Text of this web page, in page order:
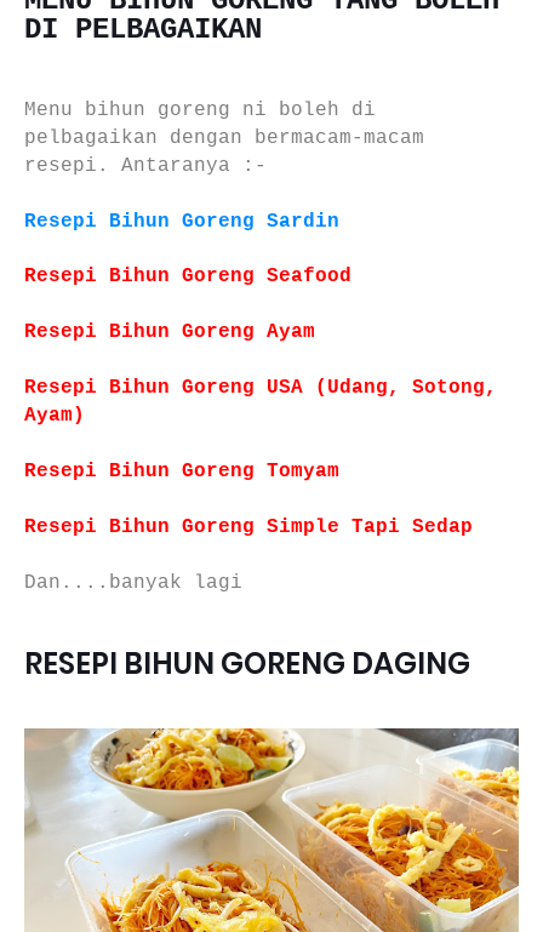
DI PELBAGAIKAN
Menu bihun goreng ni boleh di
pelbagaikan dengan bermacam-macam
resepi. Antaranya :-
Resepi Bihun Goreng Sardin
Resepi Bihun Goreng Seafood
Resepi Bihun Goreng Ayam
Resepi Bihun Goreng USA (Udang, Sotong,
Ayam)
Resepi Bihun Goreng Tomyam
Resepi Bihun Goreng Simple Tapi Sedap
Dan....banyak lagi
RESEPI BIHUN GORENG DAGING